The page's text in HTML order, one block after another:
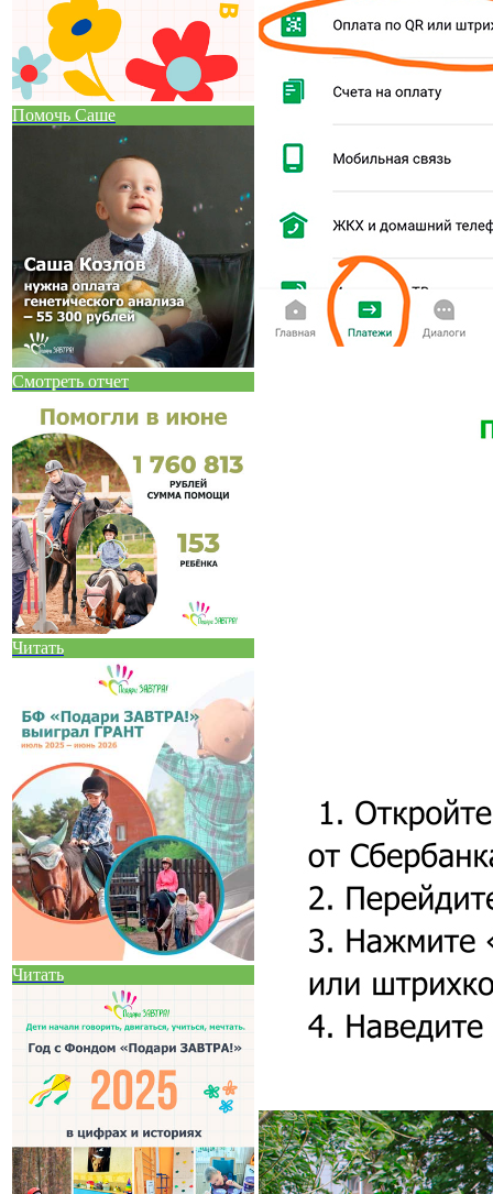
Помочь Саше
Смотреть отчет
Читать
Читать